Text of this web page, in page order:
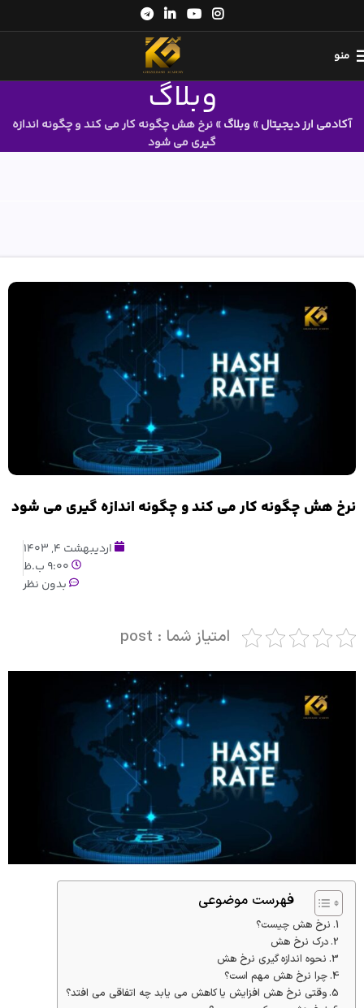
منو
وبلاگ
آکادمی ارز دیجیتال» وبلاگ»نرخ هش چگونه کار می کند و چگونه اندازه
گیری می شود
نرخ هش چگونه کار می کند و چگونه اندازه گیری می شود
اردیبهشت 4, 1403
9:00 ب.ظ
بدون نظر
امتیاز شما : post
فهرست موضوعی
نرخ هش چیست؟
درک نرخ هش
نحوه اندازه گیری نرخ هش
چرا نرخ هش مهم است؟
وقتی نرخ هش افزایش یا کاهش می یابد چه اتفاقی می افتد؟